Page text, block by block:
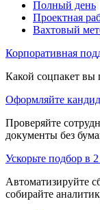
Полный день
Проектная
Вахтовый
Корпоративная
Какой соцпакет вы
Оформляйте
Проверяйте
документы без
Ускорьте подбор в
Автоматизируйте
собирайте